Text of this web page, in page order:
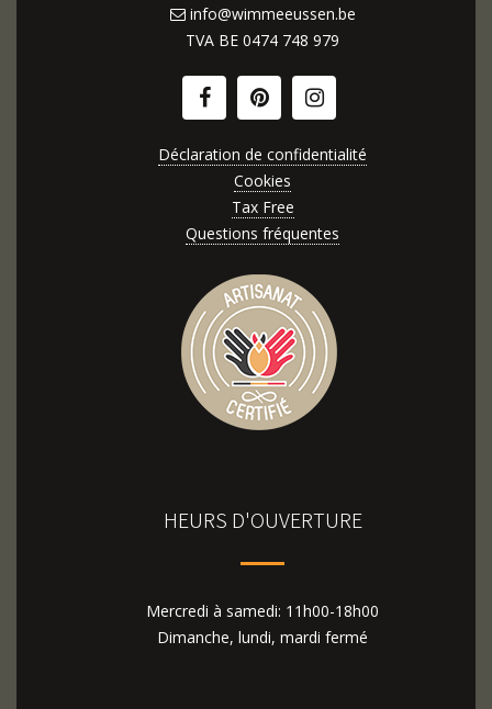
info@wimmeeussen.be
TVA BE 0474 748 979
Déclaration de confidentialité
Cookies
Tax Free
Questions fréquentes
HEURS D'OUVERTURE
Mercredi à samedi: 11h00-18h00
Dimanche, lundi, mardi fermé